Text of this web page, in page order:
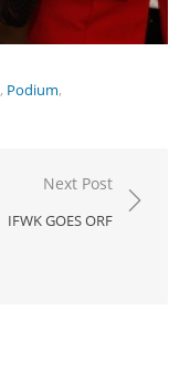
, Podium,
Next Post
IFWK GOES ORF